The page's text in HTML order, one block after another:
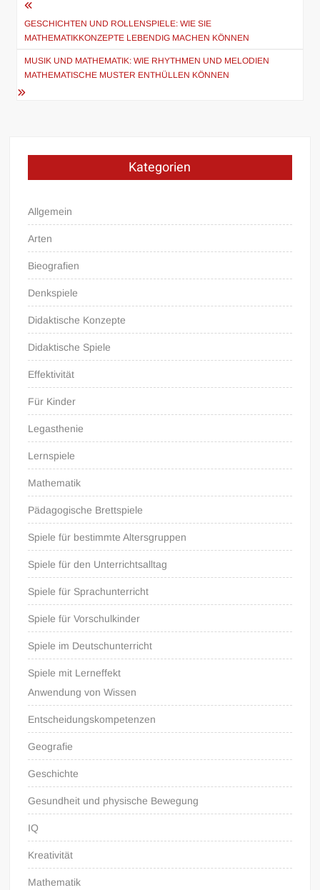
Beitragsnavigation
GESCHICHTEN UND ROLLENSPIELE: WIE SIE
MATHEMATIKKONZEPTE LEBENDIG MACHEN KÖNNEN
MUSIK UND MATHEMATIK: WIE RHYTHMEN UND MELODIEN
MATHEMATISCHE MUSTER ENTHÜLLEN KÖNNEN
Kategorien
Allgemein
Arten
Bieografien
Denkspiele
Didaktische Konzepte
Didaktische Spiele
Effektivität
Für Kinder
Legasthenie
Lernspiele
Mathematik
Pädagogische Brettspiele
Spiele für bestimmte Altersgruppen
Spiele für den Unterrichtsalltag
Spiele für Sprachunterricht
Spiele für Vorschulkinder
Spiele im Deutschunterricht
Spiele mit Lerneffekt
Anwendung von Wissen
Entscheidungskompetenzen
Geografie
Geschichte
Gesundheit und physische Bewegung
IQ
Kreativität
Mathematik